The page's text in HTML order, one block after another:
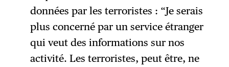
données par les terroristes : “Je serais
plus concerné par un service étranger
qui veut des informations sur nos
activité. Les terroristes, peut être, ne